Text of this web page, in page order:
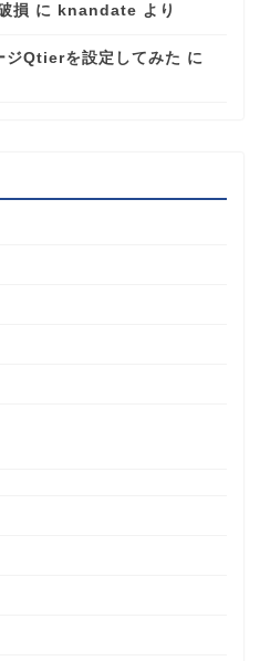
損 に knandate より
ジQtierを設定してみた に